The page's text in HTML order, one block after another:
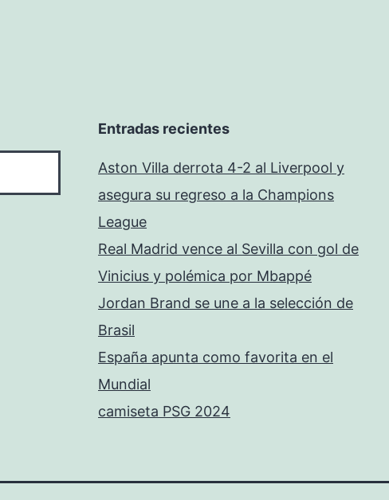
Entradas recientes
Aston Villa derrota 4-2 al Liverpool y
asegura su regreso a la Champions
League
Real Madrid vence al Sevilla con gol de
Vinicius y polémica por Mbappé
Jordan Brand se une a la selección de
Brasil
España apunta como favorita en el
Mundial
camiseta PSG 2024